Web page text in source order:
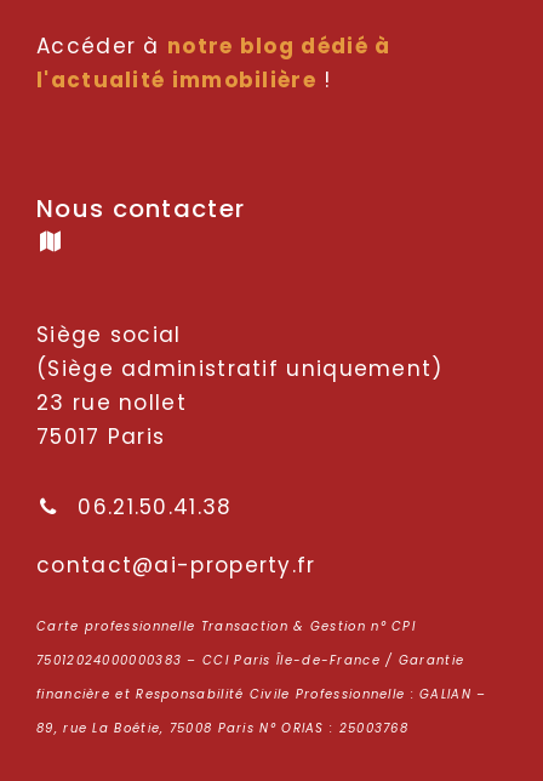
Accéder à notre blog dédié à
l'actualité immobilière !
Nous contacter
Siège social
(Siège administratif uniquement)
23 rue nollet
75017 Paris
06.21.50.41.38
rf.yt
repor
p-ia@
tcatn
oc
Carte professionnelle Transaction & Gestion n° CPI
75012024000000383 – CCI Paris Île-de-France / Garantie
financière et Responsabilité Civile Professionnelle : GALIAN –
89, rue La Boétie, 75008 Paris N° ORIAS : 25003768